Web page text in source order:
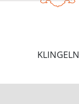
KLINGELN